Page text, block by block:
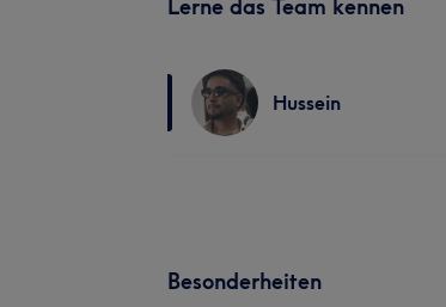
Lerne das Team kennen
Hussein
Besonderheiten